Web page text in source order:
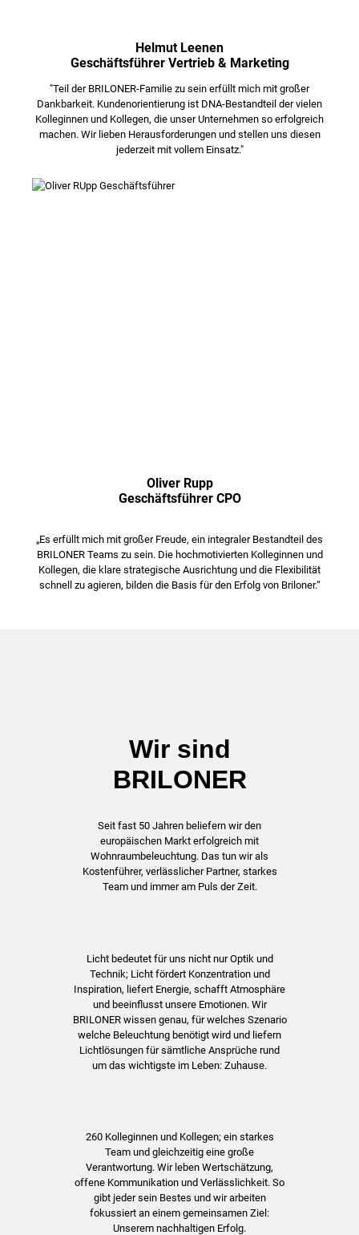
Helmut Leenen
Geschäftsführer Vertrieb & Marketing
"Teil der BRILONER-Familie zu sein erfüllt mich mit großer
Dankbarkeit. Kundenorientierung ist DNA-Bestandteil der vielen
Kolleginnen und Kollegen, die unser Unternehmen so erfolgreich
machen. Wir lieben Herausforderungen und stellen uns diesen
jederzeit mit vollem Einsatz."
Oliver Rupp
Geschäftsführer CPO
„Es erfüllt mich mit großer Freude, ein integraler Bestandteil des
BRILONER Teams zu sein. Die hochmotivierten Kolleginnen und
Kollegen, die klare strategische Ausrichtung und die Flexibilität
schnell zu agieren, bilden die Basis für den Erfolg von Briloner.“
Wir sind
BRILONER
Seit fast 50 Jahren beliefern wir den
europäischen Markt erfolgreich mit
Wohnraumbeleuchtung. Das tun wir als
Kostenführer, verlässlicher Partner, starkes
Team und immer am Puls der Zeit.
Licht bedeutet für uns nicht nur Optik und
Technik; Licht fördert Konzentration und
Inspiration, liefert Energie, schafft Atmosphäre
und beeinflusst unsere Emotionen. Wir
BRILONER wissen genau, für welches Szenario
welche Beleuchtung benötigt wird und liefern
Lichtlösungen für sämtliche Ansprüche rund
um das wichtigste im Leben: Zuhause.
260 Kolleginnen und Kollegen; ein starkes
Team und gleichzeitig eine große
Verantwortung. Wir leben Wertschätzung,
offene Kommunikation und Verlässlichkeit. So
gibt jeder sein Bestes und wir arbeiten
fokussiert an einem gemeinsamen Ziel:
Unserem nachhaltigen Erfolg.